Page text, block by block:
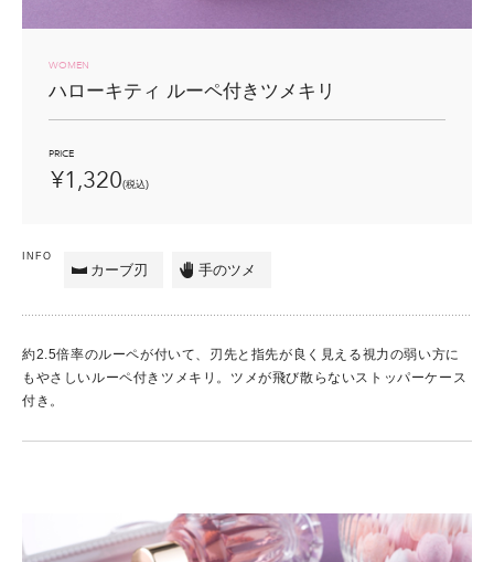
WOMEN
ハローキティ ルーペ付きツメキリ
PRICE
¥1,320(税込)
INFO
カーブ刃 手のツメ
約2.5倍率のルーペが付いて、刃先と指先が良く見える視力の弱い方に
もやさしいルーペ付きツメキリ。ツメが飛び散らないストッパーケース
付き。